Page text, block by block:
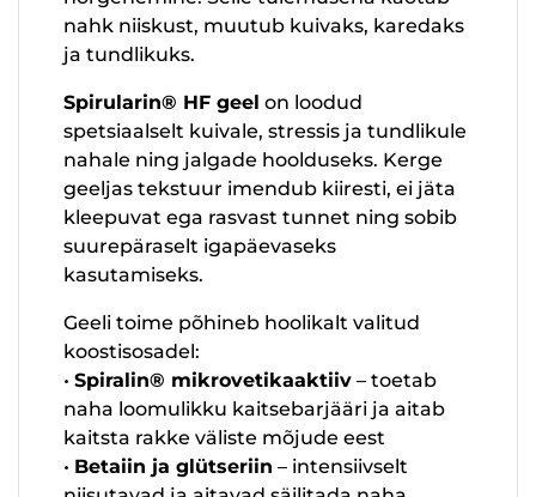
nahk niiskust, muutub kuivaks, karedaks
ja tundlikuks.
Spirularin® HF geel on loodud
spetsiaalselt kuivale, stressis ja tundlikule
nahale ning jalgade hoolduseks. Kerge
geeljas tekstuur imendub kiiresti, ei jäta
kleepuvat ega rasvast tunnet ning sobib
suurepäraselt igapäevaseks
kasutamiseks.
Geeli toime põhineb hoolikalt valitud
koostisosadel:
• Spiralin® mikrovetikaaktiiv – toetab
naha loomulikku kaitsebarjääri ja aitab
kaitsta rakke väliste mõjude eest
• Betaiin ja glütseriin – intensiivselt